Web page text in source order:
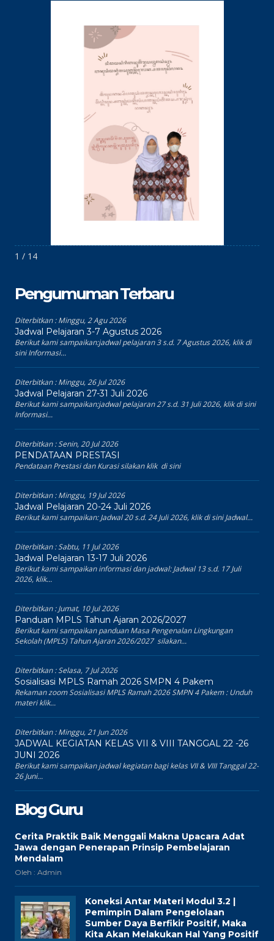
1 / 14
Pengumuman Terbaru
Diterbitkan :Minggu, 2 Agu 2026
Jadwal Pelajaran 3-7 Agustus 2026
Berikut kami sampaikan:jadwal pelajaran 3 s.d. 7 Agustus 2026, klik di
sini Informasi...
Diterbitkan :Minggu, 26 Jul 2026
Jadwal Pelajaran 27-31 Juli 2026
Berikut kami sampaikan:jadwal pelajaran 27 s.d. 31 Juli 2026, klik di sini
Informasi...
Diterbitkan :Senin, 20 Jul 2026
PENDATAAN PRESTASI
Pendataan Prestasi dan Kurasi silakan klik di sini
Diterbitkan :Minggu, 19 Jul 2026
Jadwal Pelajaran 20-24 Juli 2026
Berikut kami sampaikan: Jadwal 20 s.d. 24 Juli 2026, klik di sini Jadwal...
Diterbitkan :Sabtu, 11 Jul 2026
Jadwal Pelajaran 13-17 Juli 2026
Berikut kami sampaikan informasi dan jadwal: Jadwal 13 s.d. 17 Juli
2026, klik...
Diterbitkan :Jumat, 10 Jul 2026
Panduan MPLS Tahun Ajaran 2026/2027
Berikut kami sampaikan panduan Masa Pengenalan Lingkungan
Sekolah (MPLS) Tahun Ajaran 2026/2027 silakan...
Diterbitkan :Selasa, 7 Jul 2026
Sosialisasi MPLS Ramah 2026 SMPN 4 Pakem
Rekaman zoom Sosialisasi MPLS Ramah 2026 SMPN 4 Pakem : Unduh
materi klik...
Diterbitkan :Minggu, 21 Jun 2026
JADWAL KEGIATAN KELAS VII & VIII TANGGAL 22 -26
JUNI 2026
Berikut kami sampaikan jadwal kegiatan bagi kelas VII & VIII Tanggal 22-
26 Juni...
Blog Guru
Cerita Praktik Baik Menggali Makna Upacara Adat
Jawa dengan Penerapan Prinsip Pembelajaran
Mendalam
Oleh : Admin
Koneksi Antar Materi Modul 3.2 |
Pemimpin Dalam Pengelolaan
Sumber Daya Berfikir Positif, Maka
Kita Akan Melakukan Hal Yang Positif